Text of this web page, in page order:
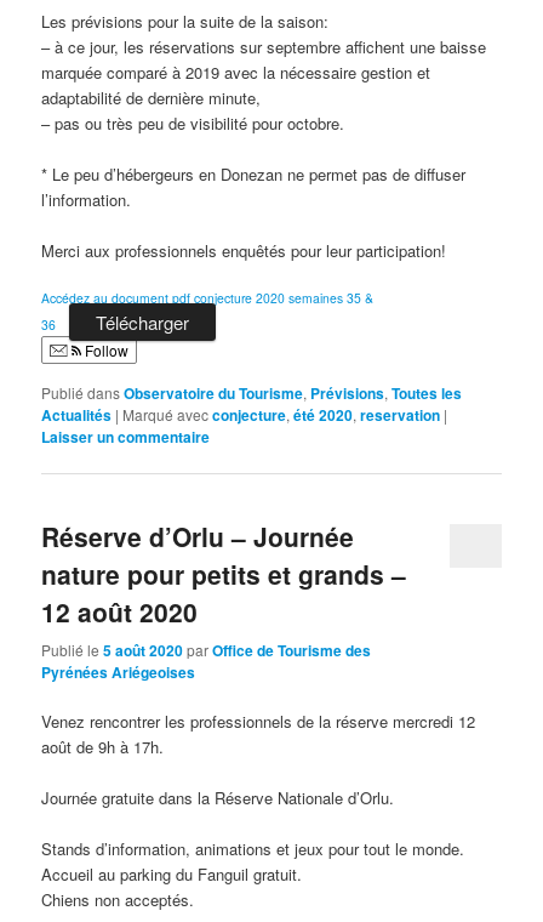
Les prévisions pour la suite de la saison:
– à ce jour, les réservations sur septembre affichent une baisse
marquée comparé à 2019 avec la nécessaire gestion et
adaptabilité de dernière minute,
– pas ou très peu de visibilité pour octobre.
* Le peu d’hébergeurs en Donezan ne permet pas de diffuser
l’information.
Merci aux professionnels enquêtés pour leur participation!
Accédez au document pdf conjecture 2020 semaines 35 &
36
Télécharger
Follow
Publié dansObservatoire du Tourisme, Prévisions,Toutes les
Actualités | Marqué avecconjecture,été 2020,reservation |
Laisser un commentaire
Réserve d’Orlu – Journée
nature pour petits et grands –
12 août 2020
Publié le5 août 2020parOffice de Tourisme des
Pyrénées Ariégeoises
Venez rencontrer les professionnels de la réserve mercredi 12
août de 9h à 17h.
Journée gratuite dans la Réserve Nationale d’Orlu.
Stands d’information, animations et jeux pour tout le monde.
Accueil au parking du Fanguil gratuit.
Chiens non acceptés.